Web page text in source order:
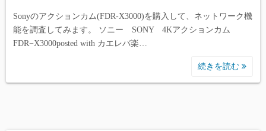
Sonyのアクションカム(FDR-X3000)を購入して、ネットワーク機
能を調査してみます。 ソニー SONY 4Kアクションカム
FDR−X3000posted with カエレバ楽…
続きを読む